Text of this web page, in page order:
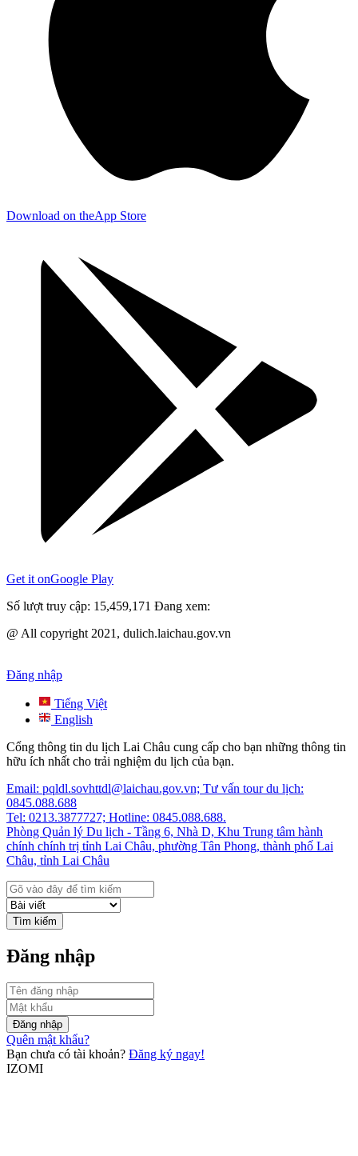
Download on theApp Store
Get it onGoogle Play
Số lượt truy cập: 15,459,171 Đang xem:
@ All copyright 2021, dulich.laichau.gov.vn
Đăng nhập
Tiếng Việt
English
Cổng thông tin du lịch Lai Châu cung cấp cho bạn những thông tin
hữu ích nhất cho trải nghiệm du lịch của bạn.
Email: pqldl.sovhttdl@laichau.gov.vn; Tư vấn tour du lịch:
0845.088.688
Tel: 0213.3877727; Hotline: 0845.088.688.
Phòng Quản lý Du lịch - Tầng 6, Nhà D, Khu Trung tâm hành
chính chính trị tỉnh Lai Châu, phường Tân Phong, thành phố Lai
Châu, tỉnh Lai Châu
Tìm kiếm
Đăng nhập
Đăng nhập
Quên mật khẩu?
Bạn chưa có tài khoản? Đăng ký ngay!
IZOMI